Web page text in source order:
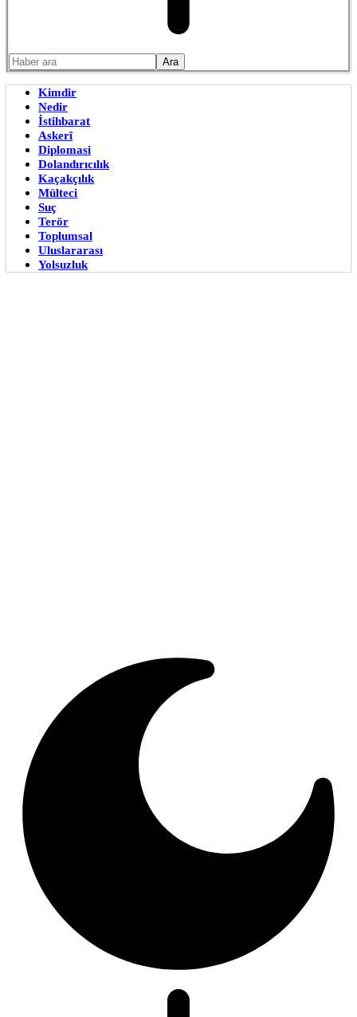
Kimdir
Nedir
İstihbarat
Askerî
Diplomasi
Dolandırıcılık
Kaçakçılık
Mülteci
Suç
Terör
Toplumsal
Uluslararası
Yolsuzluk